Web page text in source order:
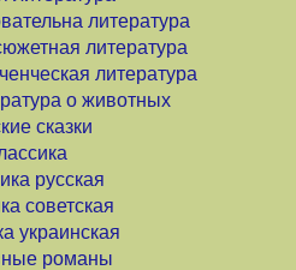
литература
литература
литература
о животных
сказки
русская
советская
украинская
романы